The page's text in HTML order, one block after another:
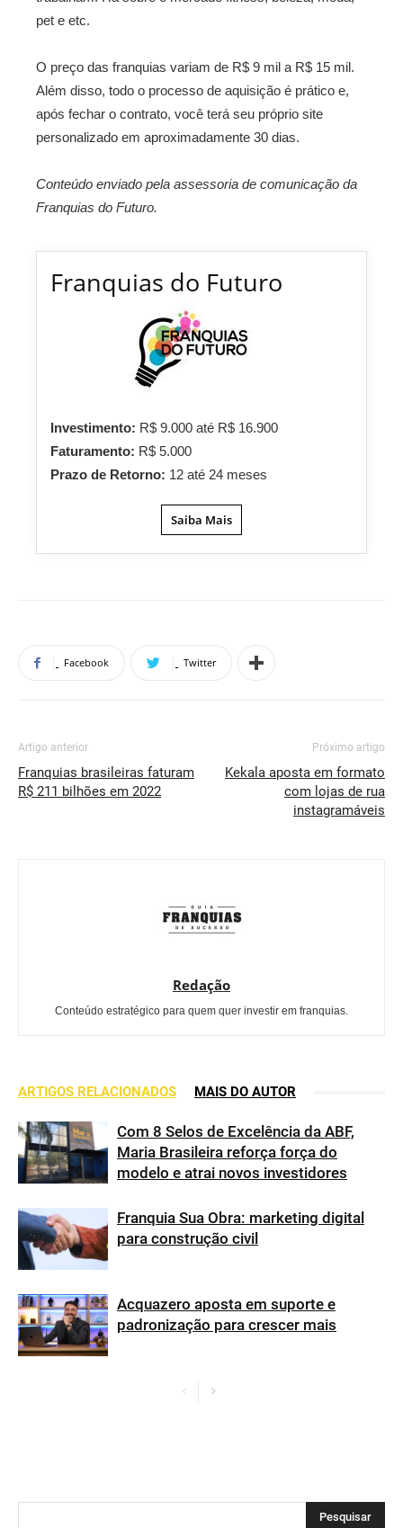
pet e etc.
O preço das franquias variam de R$ 9 mil a R$ 15 mil.
Além disso, todo o processo de aquisição é prático e,
após fechar o contrato, você terá seu próprio site
personalizado em aproximadamente 30 dias.
Conteúdo enviado pela assessoria de comunicação da
Franquias do Futuro.
Franquias do Futuro
Investimento: R$ 9.000 até R$ 16.900
Faturamento: R$ 5.000
Prazo de Retorno: 12 até 24 meses
Saiba Mais
Facebook Twitter
Artigo anterior
Franquias brasileiras faturam
R$ 211 bilhões em 2022
Próximo artigo
Kekala aposta em formato
com lojas de rua
instagramáveis
Redação
Conteúdo estratégico para quem quer investir em franquias.
ARTIGOS RELACIONADOS MAIS DO AUTOR
Com 8 Selos de Excelência da ABF,
Maria Brasileira reforça força do
modelo e atrai novos investidores
Franquia Sua Obra: marketing digital
para construção civil
Acquazero aposta em suporte e
padronização para crescer mais